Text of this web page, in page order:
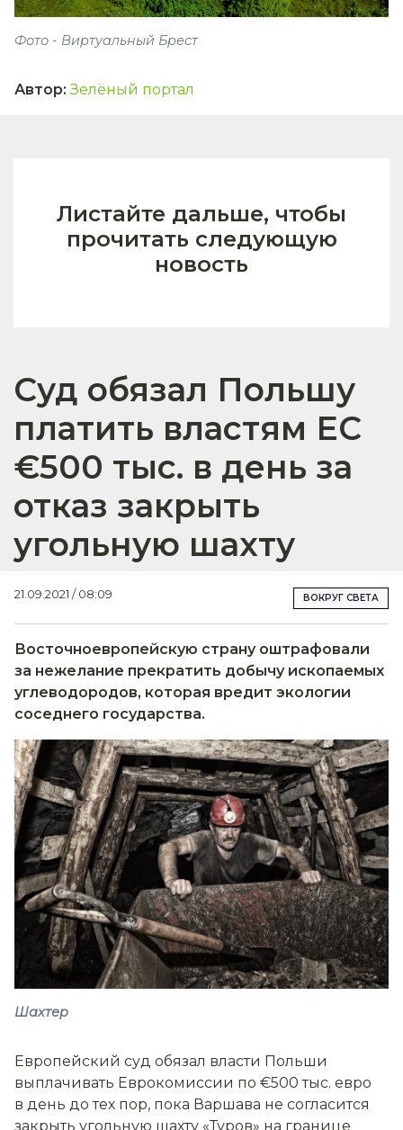
Фото - Виртуальный Брест
Автор: Зелёный портал
Листайте дальше, чтобы
прочитать следующую
новость
Суд обязал Польшу
платить властям ЕС
€500 тыс. в день за
отказ закрыть
угольную шахту
21.09.2021 / 08:09 ВОКРУГ СВЕТА
Восточноевропейскую страну оштрафовали
за нежелание прекратить добычу ископаемых
углеводородов, которая вредит экологии
соседнего государства.
Шахтер
Европейский суд обязал власти Польши
выплачивать Еврокомиссии по €500 тыс. евро
в день до тех пор, пока Варшава не согласится
закрыть угольную шахту «Туров» на границе